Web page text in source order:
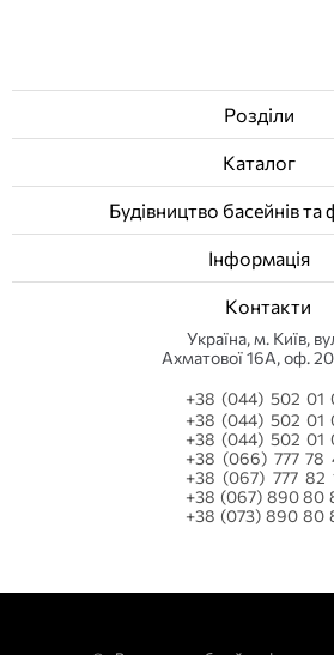
Розділи
Каталог
Будівництво басейнів та
Інформація
Контакти
Українa, м. Київ,
Ахматової 16А, оф.
+38 (044) 502 01
+38 (044) 502 01
+38 (044) 502 01
+38 (066) 777 78
+38 (067) 777 82
+38 (067) 890 80
+38 (073) 890 80